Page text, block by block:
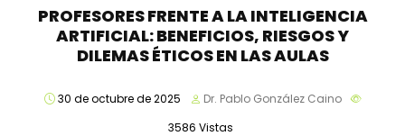
PROFESORES FRENTE A LA INTELIGENCIA
ARTIFICIAL: BENEFICIOS, RIESGOS Y
DILEMAS ÉTICOS EN LAS AULAS
30 de octubre de 2025
Dr. Pablo González Caino
3586 Vistas